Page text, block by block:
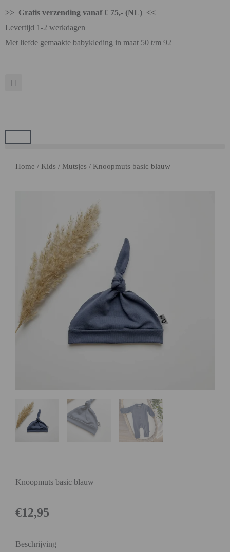
>> Gratis verzending vanaf € 75,- (NL) <<
Levertijd 1-2 werkdagen
Met liefde gemaakte babykleding in maat 50 t/m 92
Home / Kids / Mutsjes / Knoopmuts basic blauw
Knoopmuts basic blauw
€12,95
Beschrijving